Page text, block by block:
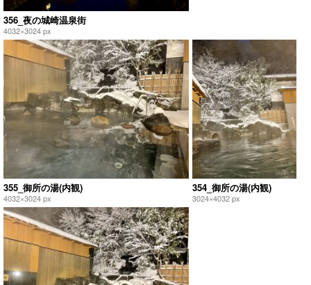
356_夜の城崎温泉街
4032×3024 px
355_御所の湯(内観)
4032×3024 px
354_御所の湯(内観)
3024×4032 px